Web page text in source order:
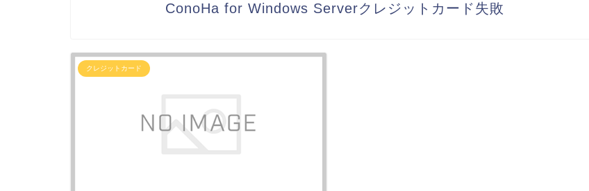
ConoHa for Windows Serverクレジットカード失敗
クレジットカード